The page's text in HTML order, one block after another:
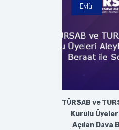
TÜRSAB ve
Kurulu
Açılan Dava
Eylül